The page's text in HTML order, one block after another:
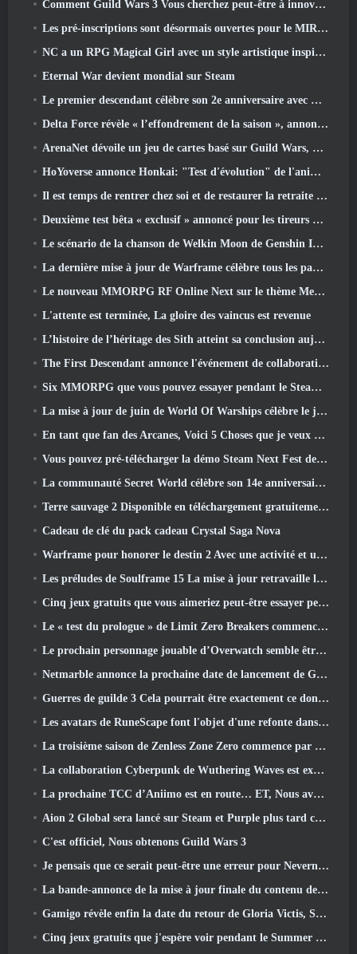
Comment Guild Wars 3 Vous cherchez peut-être à innover dans l’espace MMO
Les pré-inscriptions sont désormais ouvertes pour le MIRESI de Smilegate: Un avenir invisible
NC a un RPG Magical Girl avec un style artistique inspiré de l’anime des années 90 en préparation
Eternal War devient mondial sur Steam
Le premier descendant célèbre son 2e anniversaire avec Descendant Fest 2026 Flux
Delta Force révèle « l’effondrement de la saison », annonce la collaboration Rainbow Six Siege
ArenaNet dévoile un jeu de cartes basé sur Guild Wars, Lié par la brume
HoYoverse annonce Honkai: "Test d'évolution" de l'anime Nexus
Il est temps de rentrer chez soi et de restaurer la retraite heureuse là où les vents se rencontrent
Deuxième test bêta « exclusif » annoncé pour les tireurs de survie en équipe qui prennent du temps
Le scénario de la chanson de Welkin Moon de Genshin Impact touche à sa fin.. Sur la Lune
La dernière mise à jour de Warframe célèbre tous les papas de l'espace
Le nouveau MMORPG RF Online Next sur le thème Mech de Netmarble sera lancé à l'échelle mondiale
L'attente est terminée, La gloire des vaincus est revenue
L’histoire de l’héritage des Sith atteint sa conclusion aujourd’hui dans la dernière mise à jour de SWTOR
The First Descendant annonce l'événement de collaboration EVANGELION
Six MMORPG que vous pouvez essayer pendant le Steam Next Fest
La mise à jour de juin de World Of Warships célèbre le jour de l'indépendance des États-Unis avec une nouvelle campagne narrative
En tant que fan des Arcanes, Voici 5 Choses que je veux voir du MMO Riot
Vous pouvez pré-télécharger la démo Steam Next Fest de Embers Of The Uncrowned demain
La communauté Secret World célèbre son 14e anniversaire avec un mystère qu'ils doivent résoudre ensemble
Terre sauvage 2 Disponible en téléchargement gratuitement (Et garde) Pour une durée limitée
Cadeau de clé du pack cadeau Crystal Saga Nova
Warframe pour honorer le destin 2 Avec une activité et un titre spéciaux dans le jeu
Les préludes de Soulframe 15 La mise à jour retravaille le butin et la pêche
Cinq jeux gratuits que vous aimeriez peut-être essayer pendant le Bullet Fest
Le « test du prologue » de Limit Zero Breakers commence aujourd’hui
Le prochain personnage jouable d’Overwatch semble être un chef du crime cyborg surmené
Netmarble annonce la prochaine date de lancement de Global RF Online
Guerres de guilde 3 Cela pourrait être exactement ce dont l’industrie du MMO a besoin en ce moment
Les avatars de RuneScape font l'objet d'une refonte dans la plus grande mise à jour visuelle du jeu au cours des dix dernières années
La troisième saison de Zenless Zone Zero commence par un voyage sur une île de Bangboo dans le ciel, Et vers la plateforme Steam
La collaboration Cyberpunk de Wuthering Waves est exactement ce que j'attends de mes événements crossover de jeux vidéo
La prochaine TCC d’Aniimo est en route… ET, Nous avons une fenêtre de lancement officielle
Aion 2 Global sera lancé sur Steam et Purple plus tard cette année
C'est officiel, Nous obtenons Guild Wars 3
Je pensais que ce serait peut-être une erreur pour Neverness To Everness d'organiser l'événement Porsche Collab Gacha si tôt, Mais j'avais tort
La bande-annonce de la mise à jour finale du contenu de Destiny 2 est un cri de ralliement
Gamigo révèle enfin la date du retour de Gloria Victis, Survivra-t-il la deuxième fois?
Cinq jeux gratuits que j'espère voir pendant le Summer Game Fest